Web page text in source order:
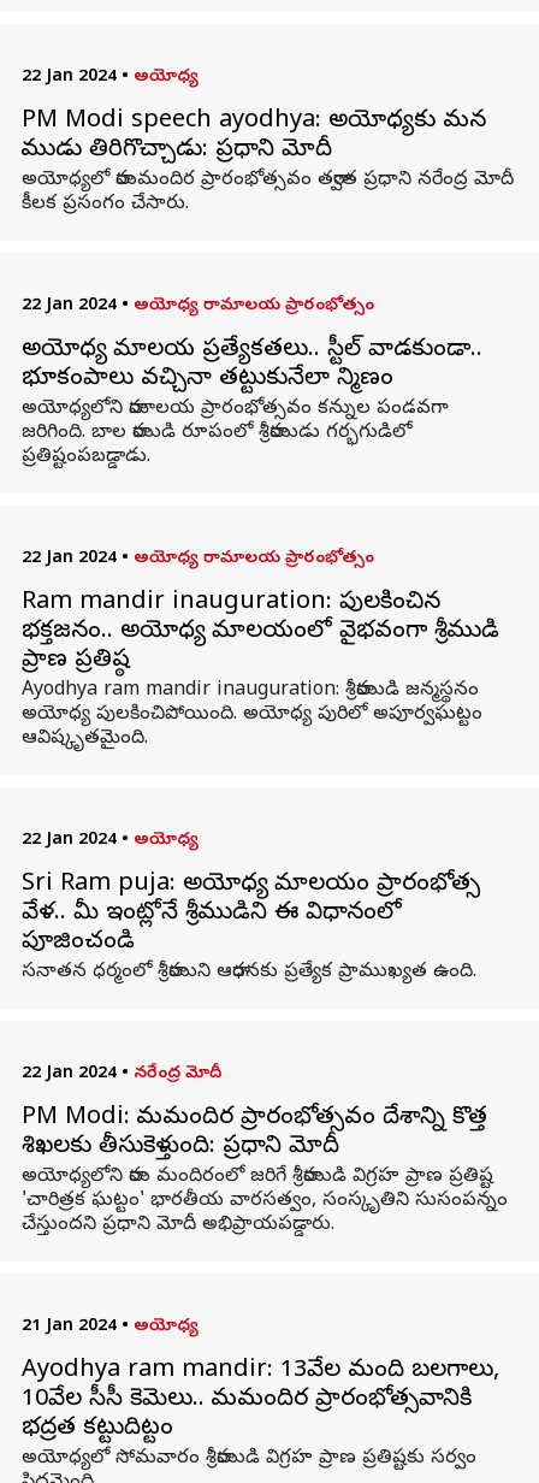
22 Jan 2024 • అయోధ్య
PM Modi speech ayodhya: అయోధ్యకు మన
రాముడు తిరిగొచ్చాడు: ప్రధాని మోదీ
అయోధ్యలో రామమందిర ప్రారంభోత్సవం తర్వాత ప్రధాని నరేంద్ర మోదీ
కీలక ప్రసంగం చేసారు.
22 Jan 2024 • అయోధ్య రామాలయ ప్రారంభోత్సం
అయోధ్య రామాలయ ప్రత్యేకతలు.. స్టీల్ వాడకుండా..
భూకంపాలు వచ్చినా తట్టుకునేలా నిర్మాణం
అయోధ్యలోని రామాలయ ప్రారంభోత్సవం కన్నుల పండవగా
జరిగింది. బాల రాముడి రూపంలో శ్రీరాముడు గర్భగుడిలో
ప్రతిష్టంపబడ్డాడు.
22 Jan 2024 • అయోధ్య రామాలయ ప్రారంభోత్సం
Ram mandir inauguration: పులకించిన
భక్తజనం.. అయోధ్య రామాలయంలో వైభవంగా శ్రీరాముడి
ప్రాణ ప్రతిష్ఠ
Ayodhya ram mandir inauguration: శ్రీరాముడి జన్మస్థనం
అయోధ్య పులకించిపోయింది. అయోధ్య పురిలో అపూర్వఘట్టం
ఆవిష్కృతమైంది.
22 Jan 2024 • అయోధ్య
Sri Ram puja: అయోధ్య రామాలయం ప్రారంభోత్స
వేళ.. మీ ఇంట్లోనే శ్రీరాముడిని ఈ విధానంలో
పూజించండి
సనాతన ధర్మంలో శ్రీరాముని ఆరాధనకు ప్రత్యేక ప్రాముఖ్యత ఉంది.
22 Jan 2024 • నరేంద్ర మోదీ
PM Modi: రామమందిర ప్రారంభోత్సవం దేశాన్ని కొత్త
శిఖరాలకు తీసుకెళ్తుంది: ప్రధాని మోదీ
అయోధ్యలోని రామ మందిరంలో జరిగే శ్రీరాముడి విగ్రహ ప్రాణ ప్రతిష్ట
'చారిత్రక ఘట్టం' భారతీయ వారసత్వం, సంస్కృతిని సుసంపన్నం
చేస్తుందని ప్రధాని మోదీ అభిప్రాయపడ్డారు.
21 Jan 2024 • అయోధ్య
Ayodhya ram mandir: 13వేల మంది బలగాలు,
10వేల సీసీ కెమెరాలు.. రామమందిర ప్రారంభోత్సవానికి
భద్రత కట్టుదిట్టం
అయోధ్యలో సోమవారం శ్రీరాముడి విగ్రహ ప్రాణ ప్రతిష్టకు సర్వం